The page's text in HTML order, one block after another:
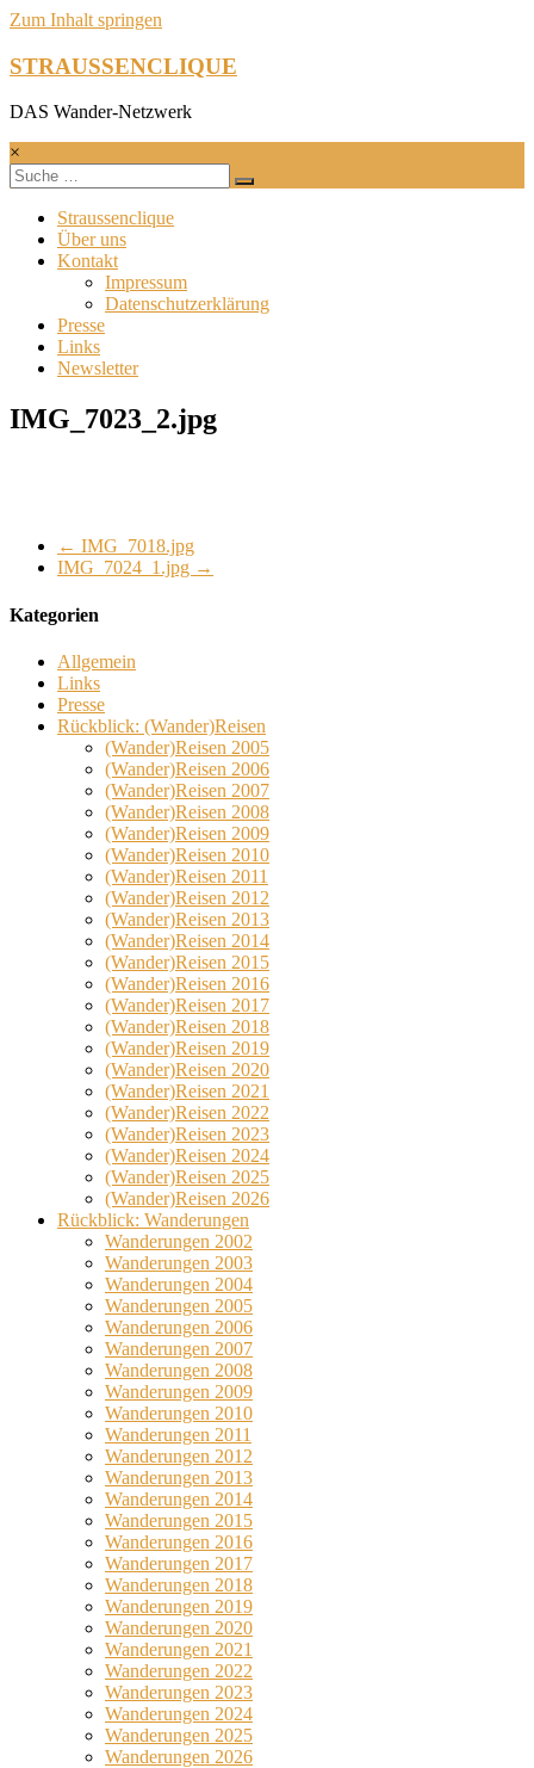
Zum Inhalt springen
STRAUSSENCLIQUE
DAS Wander-Netzwerk
×
Straussenclique
Über uns
Kontakt
Impressum
Datenschutzerklärung
Presse
Links
Newsletter
IMG_7023_2.jpg
← IMG_7018.jpg
IMG_7024_1.jpg →
Kategorien
Allgemein
Links
Presse
Rückblick: (Wander)Reisen
(Wander)Reisen 2005
(Wander)Reisen 2006
(Wander)Reisen 2007
(Wander)Reisen 2008
(Wander)Reisen 2009
(Wander)Reisen 2010
(Wander)Reisen 2011
(Wander)Reisen 2012
(Wander)Reisen 2013
(Wander)Reisen 2014
(Wander)Reisen 2015
(Wander)Reisen 2016
(Wander)Reisen 2017
(Wander)Reisen 2018
(Wander)Reisen 2019
(Wander)Reisen 2020
(Wander)Reisen 2021
(Wander)Reisen 2022
(Wander)Reisen 2023
(Wander)Reisen 2024
(Wander)Reisen 2025
(Wander)Reisen 2026
Rückblick: Wanderungen
Wanderungen 2002
Wanderungen 2003
Wanderungen 2004
Wanderungen 2005
Wanderungen 2006
Wanderungen 2007
Wanderungen 2008
Wanderungen 2009
Wanderungen 2010
Wanderungen 2011
Wanderungen 2012
Wanderungen 2013
Wanderungen 2014
Wanderungen 2015
Wanderungen 2016
Wanderungen 2017
Wanderungen 2018
Wanderungen 2019
Wanderungen 2020
Wanderungen 2021
Wanderungen 2022
Wanderungen 2023
Wanderungen 2024
Wanderungen 2025
Wanderungen 2026